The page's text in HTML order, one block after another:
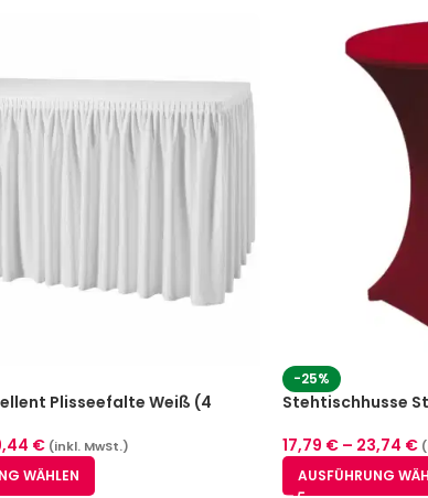
Plisseefalte Weiß (4
€ (inkl. MwSt.)
WÄHLEN
-25%
Stehtischhusse
17,79 € – 23,74 €
AUSFÜHRUNG